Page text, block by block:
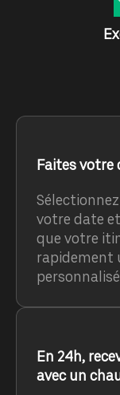
Faites votre
votre date
que votre
rapidement
En 24h,
avec un